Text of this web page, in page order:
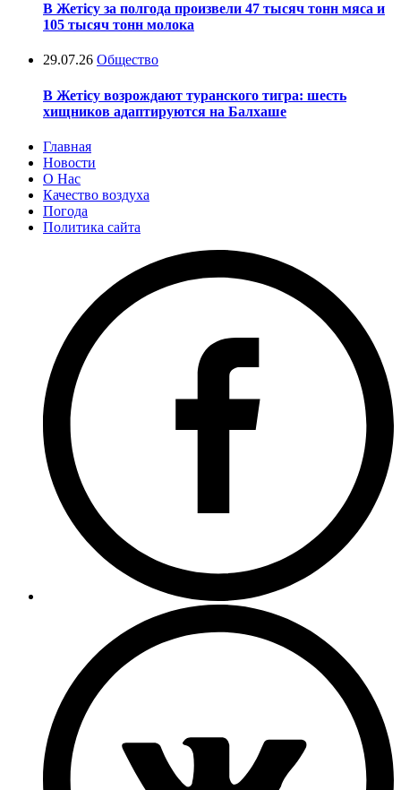
В Жетісу за полгода произвели 47 тысяч тонн мяса и
105 тысяч тонн молока
29.07.26 Общество
В Жетісу возрождают туранского тигра: шесть
хищников адаптируются на Балхаше
Главная
Новости
О Нас
Качество воздуха
Погода
Политика сайта